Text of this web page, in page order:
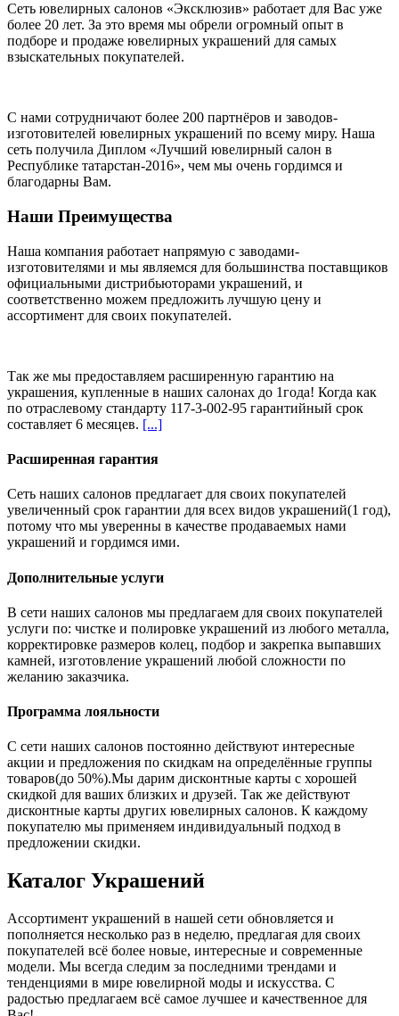
Сеть ювелирных салонов «Эксклюзив» работает для Вас уже
более 20 лет. За это время мы обрели огромный опыт в
подборе и продаже ювелирных украшений для самых
взыскательных покупателей.
С нами сотрудничают более 200 партнёров и заводов-
изготовителей ювелирных украшений по всему миру. Наша
сеть получила Диплом «Лучший ювелирный салон в
Республике татарстан-2016», чем мы очень гордимся и
благодарны Вам.
Наши Преимущества
Наша компания работает напрямую с заводами-
изготовителями и мы являемся для большинства поставщиков
официальными дистрибьюторами украшений, и
соответственно можем предложить лучшую цену и
ассортимент для своих покупателей.
Так же мы предоставляем расширенную гарантию на
украшения, купленные в наших салонах до 1года! Когда как
по отраслевому стандарту 117-3-002-95 гарантийный срок
составляет 6 месяцев. [...]
Расширенная гарантия
Сеть наших салонов предлагает для своих покупателей
увеличенный срок гарантии для всех видов украшений(1 год),
потому что мы уверенны в качестве продаваемых нами
украшений и гордимся ими.
Дополнительные услуги
В сети наших салонов мы предлагаем для своих покупателей
услуги по: чистке и полировке украшений из любого металла,
корректировке размеров колец, подбор и закрепка выпавших
камней, изготовление украшений любой сложности по
желанию заказчика.
Программа лояльности
С сети наших салонов постоянно действуют интересные
акции и предложения по скидкам на определённые группы
товаров(до 50%).Мы дарим дисконтные карты с хорошей
скидкой для ваших близких и друзей. Так же действуют
дисконтные карты других ювелирных салонов. К каждому
покупателю мы применяем индивидуальный подход в
предложении скидки.
Каталог Украшений
Ассортимент украшений в нашей сети обновляется и
пополняется несколько раз в неделю, предлагая для своих
покупателей всё более новые, интересные и современные
модели. Мы всегда следим за последними трендами и
тенденциями в мире ювелирной моды и искусства. С
радостью предлагаем всё самое лучшее и качественное для